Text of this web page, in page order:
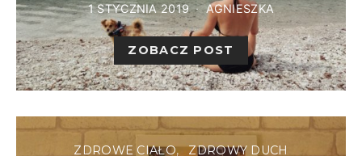
1 STYCZNIA 2019 AGNIESZKA
ZOBACZ POST
ZDROWE CIAŁO ZDROWY DUCH